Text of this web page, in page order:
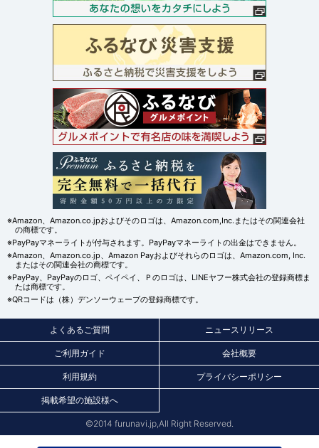
※Amazon、Amazon.co.jpおよびそのロゴは、Amazon.com,Inc.またはその関連会社
の商標です。
※PayPayマネーライトが付与されます。PayPayマネーライトの出金はできません。
※Amazon、Amazon.co.jp、Amazon Payおよびそれらのロゴは、Amazon.com, Inc.
またはその関連会社の商標です。
※PayPay、PayPayのロゴ、ペイペイ、Ｐのロゴは、LINEヤフー株式会社の登録商標ま
たは商標です。
※QRコードは（株）デンソーウェーブの登録商標です。
よくあるご質問 ニュースリリース
ご利用ガイド 会社概要
利用規約 プライバシーポリシー
掲載希望の施設様へ
©2014 furunavi.jp,All Right Reserved.